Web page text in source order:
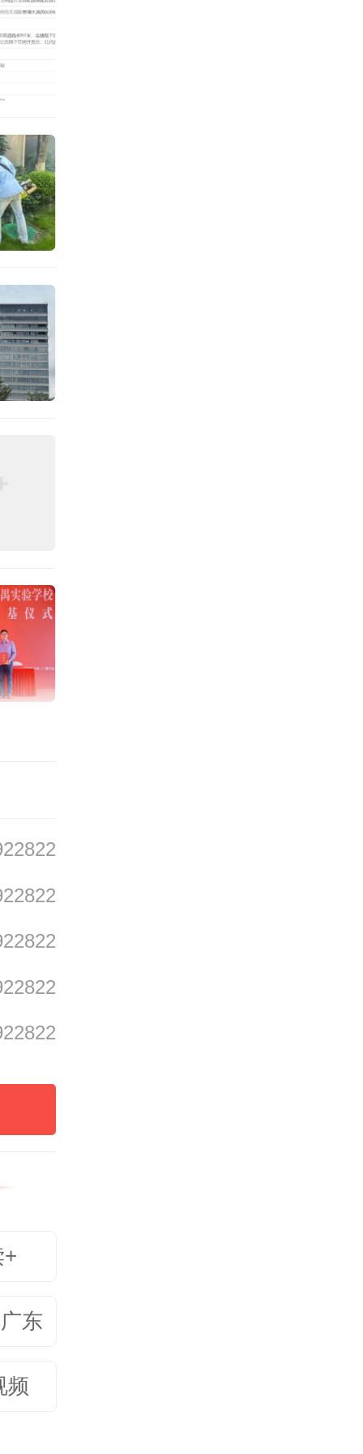
家，
名前
利
桂园
集
地
深圳
合
产
单
势，
值
9家
然面
，也
房企
，仍
养
存空
障
发
+
东
频